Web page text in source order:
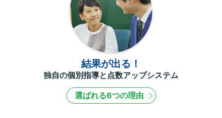
結果が出る！
独自の個別指導と点数アップシステム
選ばれる6つの理由